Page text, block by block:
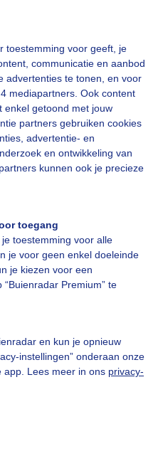
toestemming voor geeft, je
communicatie en aanbod
advertenties te tonen, en voor
mediapartners. Ook content
enkel getoond met jouw
partners gebruiken cookies
advertentie- en
en ontwikkeling van
kunnen ook je precieze
toegang
toestemming voor alle
je voor geen enkel doeleinde
je kiezen voor een
Premium” te
en kun je opnieuw
instellingen” onderaan onze
app. Lees meer in ons privacy-